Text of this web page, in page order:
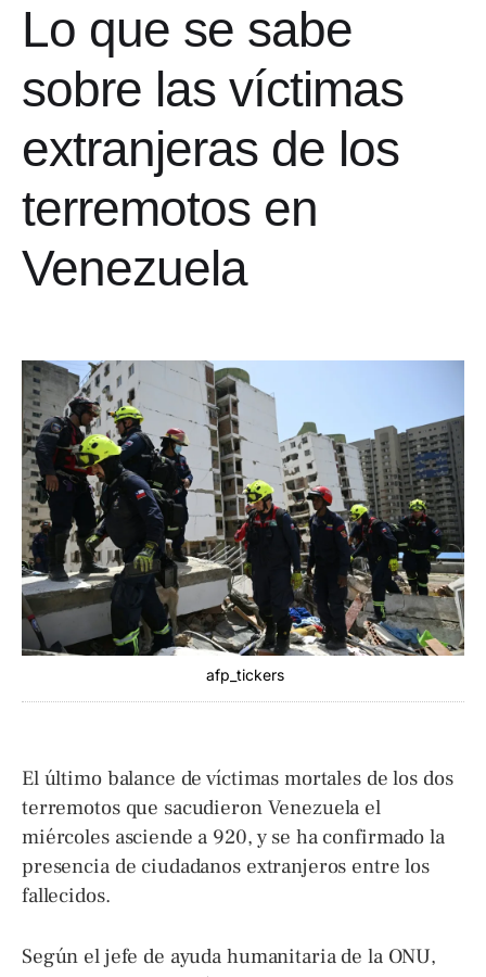
Lo que se sabe
sobre las víctimas
extranjeras de los
terremotos en
Venezuela
afp_tickers
El último balance de víctimas mortales de los dos
terremotos que sacudieron Venezuela el
miércoles asciende a 920, y se ha confirmado la
presencia de ciudadanos extranjeros entre los
fallecidos.
Según el jefe de ayuda humanitaria de la ONU,